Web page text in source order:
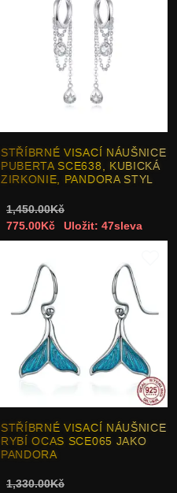
STŘÍBRNÉ VISACÍ NÁUŠNICE
PUBERTA SCE638, KUBICKÁ
ZIRKONIE, PANDORA STYL
1,450.00Kč
775.00Kč
Uložit: 47sleva
STŘÍBRNÉ VISACÍ NÁUŠNICE
RYBÍ OCAS SCE065 JAKO
PANDORA
1,330.00Kč